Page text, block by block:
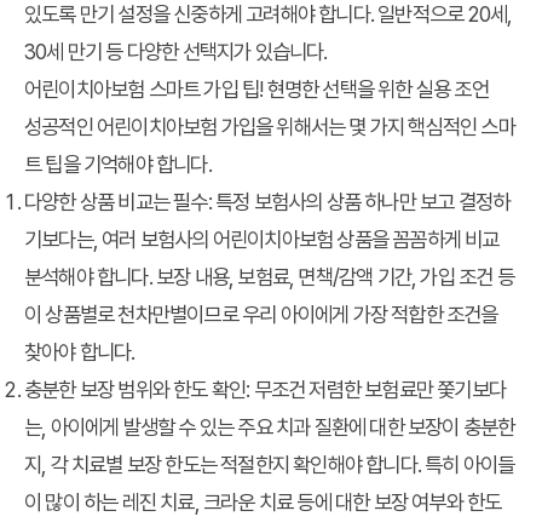
있도록 만기 설정을 신중하게 고려해야 합니다. 일반적으로 20세,
30세 만기 등 다양한 선택지가 있습니다.
어린이치아보험 스마트 가입 팁! 현명한 선택을 위한 실용 조언
성공적인 어린이치아보험 가입을 위해서는 몇 가지 핵심적인 스마
트 팁을 기억해야 합니다.
다양한 상품 비교는 필수: 특정 보험사의 상품 하나만 보고 결정하
기보다는, 여러 보험사의 어린이치아보험 상품을 꼼꼼하게 비교
분석해야 합니다. 보장 내용, 보험료, 면책/감액 기간, 가입 조건 등
이 상품별로 천차만별이므로 우리 아이에게 가장 적합한 조건을
찾아야 합니다.
충분한 보장 범위와 한도 확인: 무조건 저렴한 보험료만 쫓기보다
는, 아이에게 발생할 수 있는 주요 치과 질환에 대한 보장이 충분한
지, 각 치료별 보장 한도는 적절한지 확인해야 합니다. 특히 아이들
이 많이 하는 레진 치료, 크라운 치료 등에 대한 보장 여부와 한도